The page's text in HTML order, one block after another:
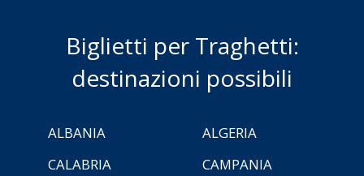
Biglietti per Traghetti:
destinazioni possibili
ALBANIA
ALGERIA
CALABRIA
CAMPANIA